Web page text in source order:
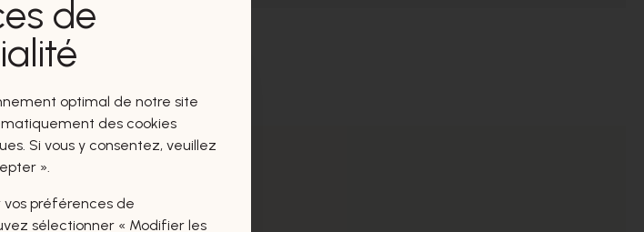
Floris Van Bommel
BASKETS
Hello Spring
de
optimal de notre site
des cookies
Si vous y consentez, veuillez
».
préférences de
sélectionner « Modifier les